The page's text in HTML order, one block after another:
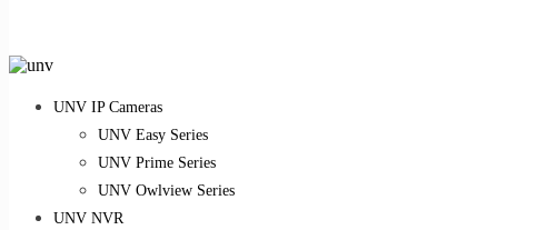
UNV IP Cameras
UNV Easy Series
UNV Prime Series
UNV Owlview Series
UNV NVR